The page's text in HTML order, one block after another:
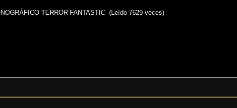
TERROR FANTASTIC (Leído 7629 veces)